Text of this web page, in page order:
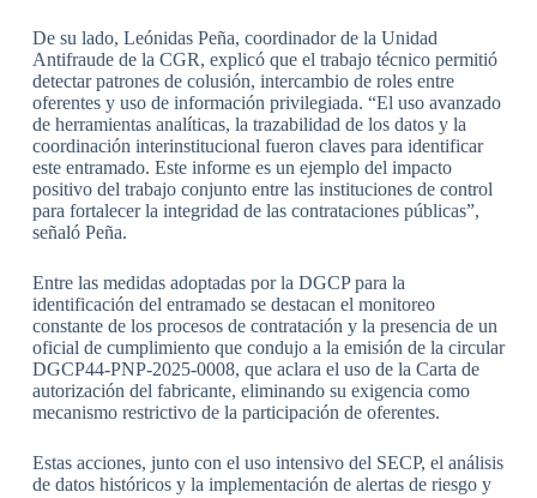
De su lado, Leónidas Peña, coordinador de la Unidad
Antifraude de la CGR, explicó que el trabajo técnico permitió
detectar patrones de colusión, intercambio de roles entre
oferentes y uso de información privilegiada. “El uso avanzado
de herramientas analíticas, la trazabilidad de los datos y la
coordinación interinstitucional fueron claves para identificar
este entramado. Este informe es un ejemplo del impacto
positivo del trabajo conjunto entre las instituciones de control
para fortalecer la integridad de las contrataciones públicas”,
señaló Peña.
Entre las medidas adoptadas por la DGCP para la
identificación del entramado se destacan el monitoreo
constante de los procesos de contratación y la presencia de un
oficial de cumplimiento que condujo a la emisión de la circular
DGCP44-PNP-2025-0008, que aclara el uso de la Carta de
autorización del fabricante, eliminando su exigencia como
mecanismo restrictivo de la participación de oferentes.
Estas acciones, junto con el uso intensivo del SECP, el análisis
de datos históricos y la implementación de alertas de riesgo y